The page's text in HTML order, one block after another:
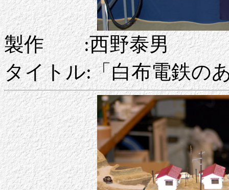
製作 :西野泰男
タイトル:「白布電鉄の